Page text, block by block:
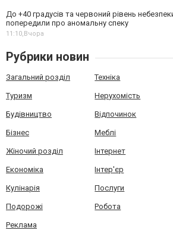
До +40 градусів та червоний рівень
попередили про аномальну спеку
11:10, Вчора
Рубрики новин
Загальний розділ Техніка
Туризм Нерухомість
Будівництво Відпочинок
Бізнес Меблі
Жіночий розділ Інтернет
Економіка Інтер'єр
Кулінарія Послуги
Подорожі Робота
Реклама